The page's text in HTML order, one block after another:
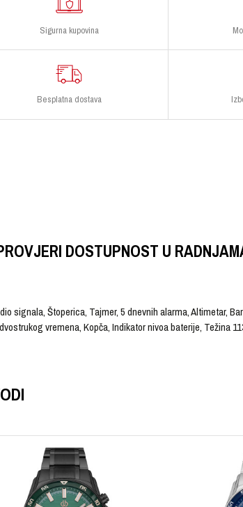
Sigurna kupovina
Besplatna dostava
DOSTUPNOST U
signala, Štoperica, Tajmer, 5 dnevnih alarma, Altimetar,
vremena, Kopča, Indikator nivoa baterije, Težina
Muški
Kaučuk